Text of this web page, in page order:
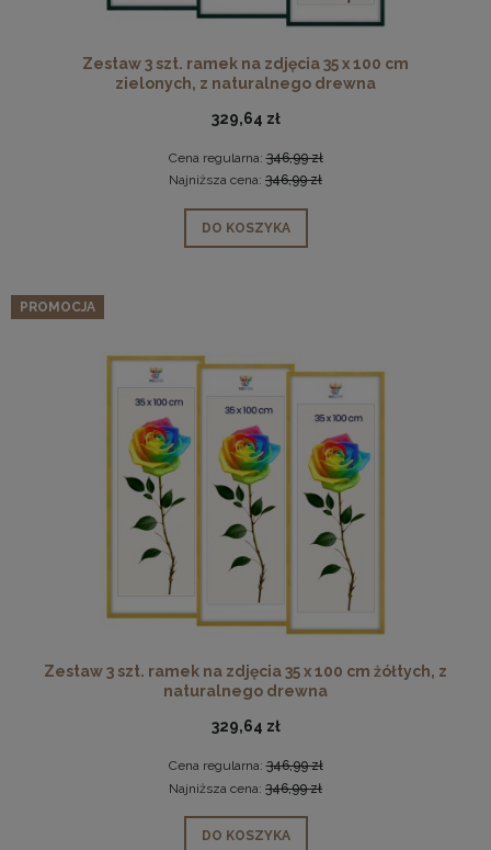
Zestaw 3 szt. ramek na zdjęcia 35 x 100 cm
zielonych, z naturalnego drewna
329,64 zł
Cena regularna:346,99 zł
Najniższa cena: 346,99 zł
DO KOSZYKA
Zestaw 3 szt. ramek na zdjęcia 35 x 100 cm żółtych, z
naturalnego drewna
329,64 zł
Cena regularna:346,99 zł
Najniższa cena: 346,99 zł
DO KOSZYKA
PROMOCJA